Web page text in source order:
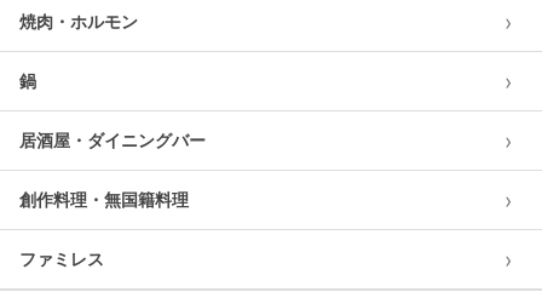
焼肉・ホルモン ›
鍋 ›
居酒屋・ダイニングバー ›
創作料理・無国籍料理 ›
ファミレス ›